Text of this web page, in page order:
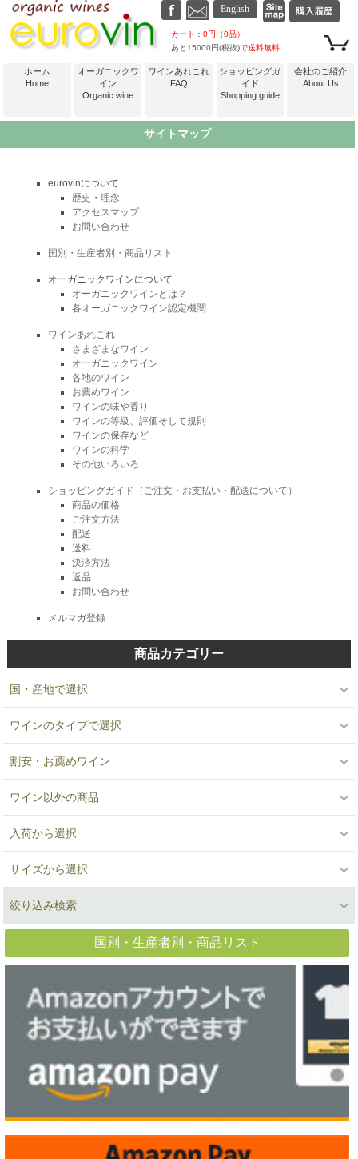
カート：0円（0品）
あと15000円(税抜)で送料無料
ホーム
Home
オーガニックワ
イン
Organic wine
ワインあれこれ
FAQ
ショッピングガ
イド
Shopping guide
会社のご紹介
About Us
サイトマップ
eurovinについて
歴史・理念
アクセスマップ
お問い合わせ
国別・生産者別・商品リスト
オーガニックワインについて
オーガニックワインとは？
各オーガニックワイン認定機関
ワインあれこれ
さまざまなワイン
オーガニックワイン
各地のワイン
お薦めワイン
ワインの味や香り
ワインの等級、評価そして規則
ワインの保存など
ワインの科学
その他いろいろ
ショッピングガイド（ご注文・お支払い・配送について）
商品の価格
ご注文方法
配送
送料
決済方法
返品
お問い合わせ
メルマガ登録
商品カテゴリー
国・産地で選択
ワインのタイプで選択
割安・お薦めワイン
ワイン以外の商品
入荷から選択
サイズから選択
絞り込み検索
国別・生産者別・商品リスト